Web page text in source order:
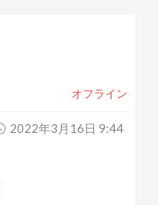
オフライン
2022年3月16日 9:44